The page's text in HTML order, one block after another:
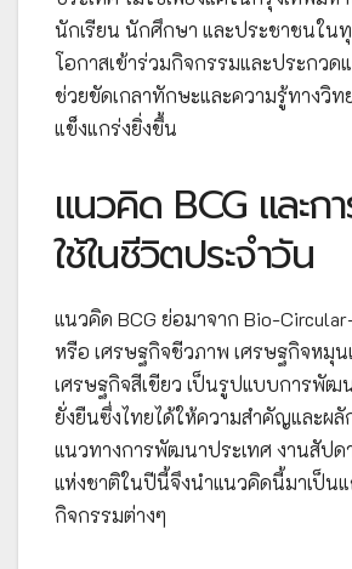
นักเรียน นักศึกษา และประชาชนใน
โอกาสเข้าร่วมกิจกรรมและประกวด
ช่วยขัดเกลาทักษะและความรู้ทางวิท
แข็งแกร่งยิ่งขึ้น
แนวคิด BCG และก
ใช้ในชีวิตประจำวัน
แนวคิด BCG ย่อมาจาก Bio-
หรือ เศรษฐกิจชีวภาพ เศรษฐกิจหมุน
เศรษฐกิจสีเขียว เป็นรูปแบบการพัฒ
ยั่งยืนซึ่งไทยได้ให้ความสำคัญและผลั
แนวทางการพัฒนาประเทศ งานสัปด
แห่งชาติในปีนี้จึงนำแนวคิดนี้มาเป็น
กิจกรรมต่างๆ